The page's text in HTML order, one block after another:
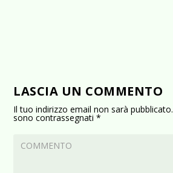
LASCIA UN COMMENTO
Il tuo indirizzo email non sarà pubblicato.
sono contrassegnati*